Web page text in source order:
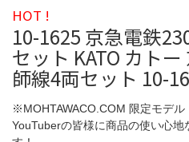
HOT !
10-1625 京急電鉄
セット KATO カト
師線4両セット 10-
※MOHTAWACO.COM 限定モデル
YouTuberの皆様に商品の使い心地